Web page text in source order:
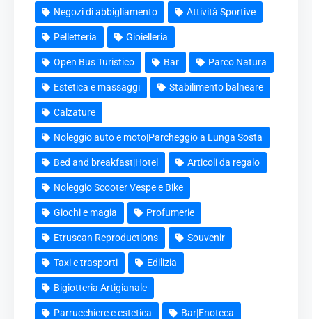
Negozi di abbigliamento Attività Sportive
Pelletteria Gioielleria
Open Bus Turistico Bar Parco Natura
Estetica e massaggi Stabilimento balneare
Calzature
Noleggio auto e moto|Parcheggio a Lunga Sosta
Bed and breakfast|Hotel Articoli da regalo
Noleggio Scooter Vespe e Bike
Giochi e magia Profumerie
Etruscan Reproductions Souvenir
Taxi e trasporti Edilizia
Bigiotteria Artigianale
Parrucchiere e estetica Bar|Enoteca